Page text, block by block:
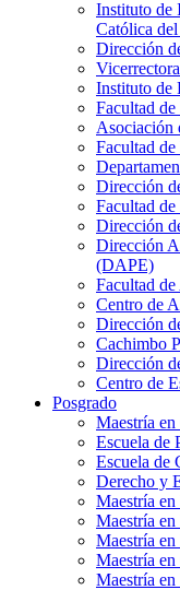
Instituto de
Católica del
Dirección
Instituto de
Facultad
Asociación
Facultad
Dirección
Facultad
Dirección
Dirección
(DAPE)
Facultad
Centro de
Dirección
Cachimbo
Dirección
Centro de
Posgrado
Maestría
Escuela de
Escuela de
Derecho y
Maestría
Maestría
Maestría
Maestría
Maestría